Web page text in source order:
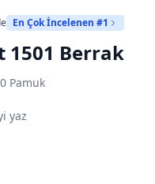
En Çok İncelenen #1
1501 Berrak
Pamuk
yaz